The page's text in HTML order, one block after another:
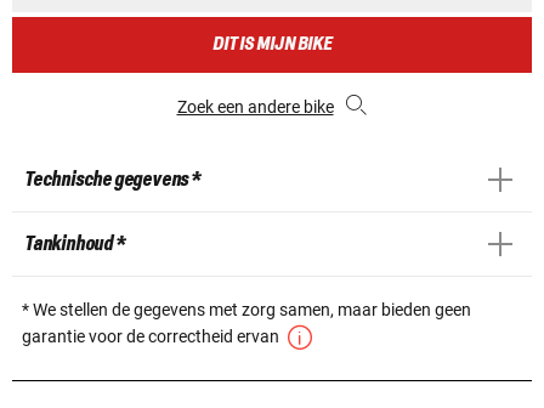
DIT IS MIJN BIKE
Zoek een andere bike
Technische gegevens *
Tankinhoud *
* We stellen de gegevens met zorg samen, maar bieden geen
garantie voor de correctheid ervan